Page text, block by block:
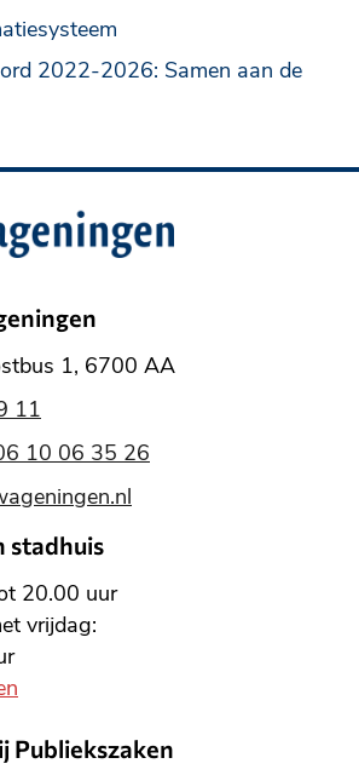
2022-2026: Samen aan de
1, 6700 AA
11
10 06 35 26
stadhuis
20.00 uur
vrijdag:
Publiekszaken